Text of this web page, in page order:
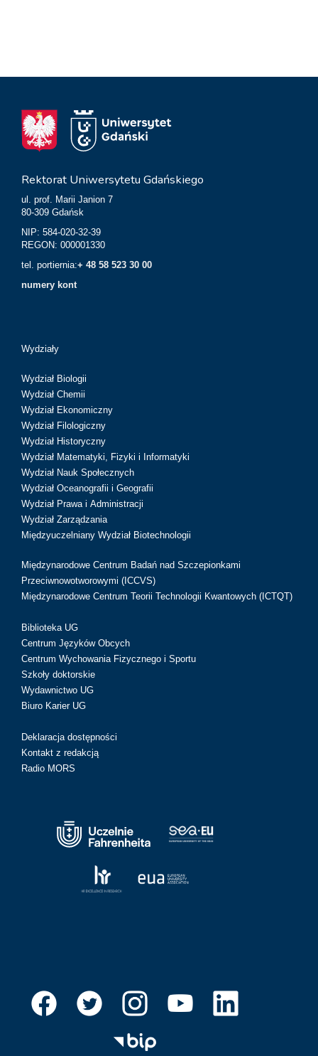
Rektorat Uniwersytetu Gdańskiego
ul. prof. Marii Janion 7
80-309 Gdańsk
NIP: 584-020-32-39
REGON: 000001330
tel. portiernia:+ 48 58 523 30 00
numery kont
Wydziały
Wydział Biologii
Wydział Chemii
Wydział Ekonomiczny
Wydział Filologiczny
Wydział Historyczny
Wydział Matematyki, Fizyki i Informatyki
Wydział Nauk Społecznych
Wydział Oceanografii i Geografii
Wydział Prawa i Administracji
Wydział Zarządzania
Międzyuczelniany Wydział Biotechnologii
Międzynarodowe Centrum Badań nad Szczepionkami
Przeciwnowotworowymi (ICCVS)
Międzynarodowe Centrum Teorii Technologii Kwantowych (ICTQT)
Biblioteka UG
Centrum Języków Obcych
Centrum Wychowania Fizycznego i Sportu
Szkoły doktorskie
Wydawnictwo UG
Biuro Karier UG
Deklaracja dostępności
Kontakt z redakcją
Radio MORS